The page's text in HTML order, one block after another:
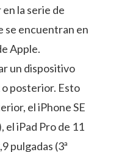
la serie de
se encuentran en
Apple.
un dispositivo
o posterior. Esto
el iPhone SE
el iPad Pro de 11
pulgadas (3ª